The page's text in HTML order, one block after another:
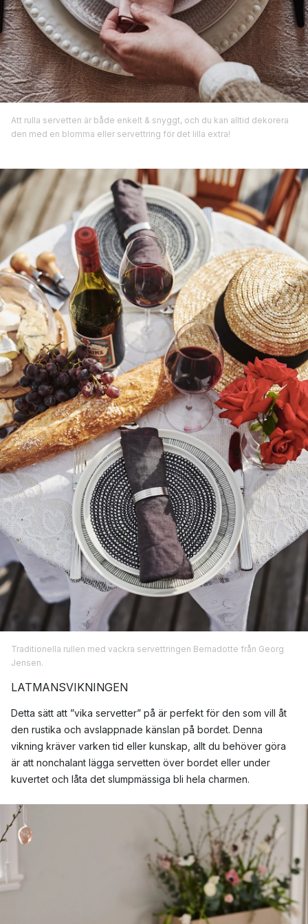
Att rulla servetten är både enkelt & snyggt, och du kan alltid dekorera
den med en blomma eller servettring för det lilla extra!
Traditionella rullen med vackra servettringen Bernadotte från Georg
Jensen.
LATMANSVIKNINGEN
Detta sätt att ”vika servetter” på är perfekt för den som vill åt
den rustika och avslappnade känslan på bordet. Denna
vikning kräver varken tid eller kunskap, allt du behöver göra
är att nonchalant lägga servetten över bordet eller under
kuvertet och låta det slumpmässiga bli hela charmen.